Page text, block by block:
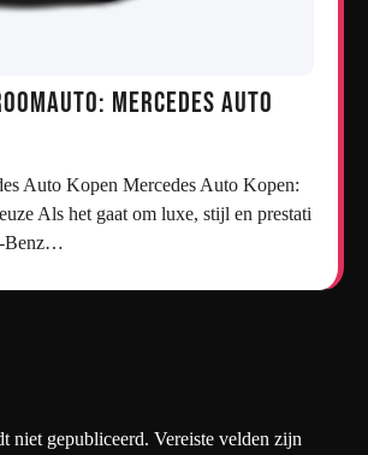
Mercedes auto
Als het gaat om luxe, stijl en prestati
Benz…
niet gepubliceerd. Vereiste velden zijn